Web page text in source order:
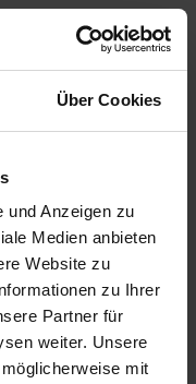
Über Cookies
und Anzeigen zu
Medien anbieten
Website zu
zu Ihrer
Partner für
weiter. Unsere
mit